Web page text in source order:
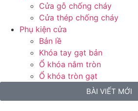
Cửa gỗ chống cháy
Cửa thép chống cháy
Phụ kiện cửa
Bản lề
Khóa tay gạt bản
Ổ khóa nắm tròn
Ổ khóa tròn gạt
BÀI VIẾT MỚI